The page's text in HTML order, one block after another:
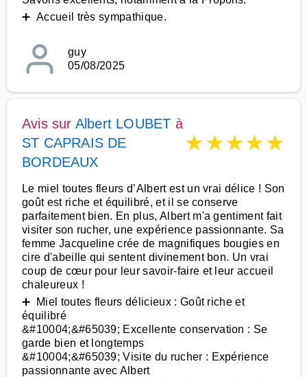
➕ Accueil très sympathique.
guy
05/08/2025
Avis sur Albert LOUBET à
ST CAPRAIS DE
BORDEAUX
★★★★★
Le miel toutes fleurs d’Albert est un vrai délice ! Son
goût est riche et équilibré, et il se conserve
parfaitement bien. En plus, Albert m'a gentiment fait
visiter son rucher, une expérience passionnante. Sa
femme Jacqueline crée de magnifiques bougies en
cire d'abeille qui sentent divinement bon. Un vrai
coup de cœur pour leur savoir-faire et leur accueil
chaleureux !
➕ Miel toutes fleurs délicieux : Goût riche et
équilibré
&#10004;&#65039; Excellente conservation : Se
garde bien et longtemps
&#10004;&#65039; Visite du rucher : Expérience
passionnante avec Albert